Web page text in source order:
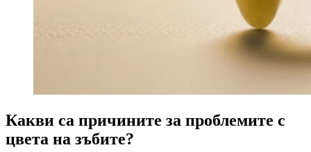
Какви са причините за проблемите с
цвета на зъбите?